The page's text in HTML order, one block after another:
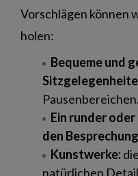
Vorschlägen können
holen:
Bequeme und
Pausenbereichen.
Ein runder
den
Kunstwerke:
natürlichen